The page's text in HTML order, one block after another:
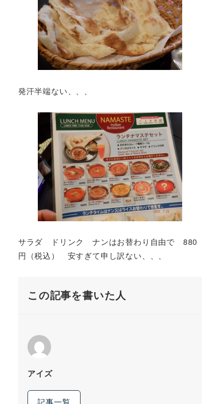
発汗半端ない、、、
サラダ ドリンク ナンはお替わり自由で 880
円（税込） 安すぎて申し訳ない、、、
この記事を書いた人
アイズ